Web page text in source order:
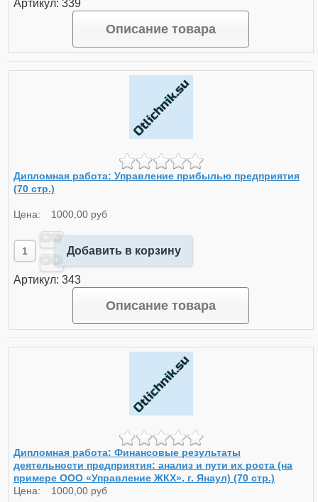
Артикул: 339
Описание товара
Дипломная работа: Управление прибылью предприятия
(70 стр.)
Цена: 1000,00 руб
Добавить в корзину
Артикул: 343
Описание товара
Дипломная работа: Финансовые результаты
деятельности предприятия: анализ и пути их роста (на
примере ООО «Управление ЖКХ», г. Янаул) (70 стр.)
Цена: 1000,00 руб